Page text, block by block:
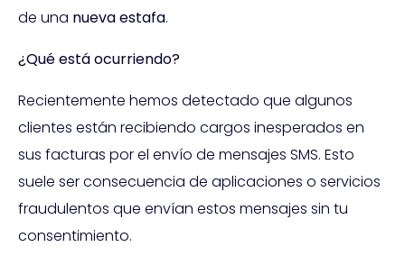
de una nueva estafa.
¿Qué está ocurriendo?
Recientemente hemos detectado que algunos
clientes están recibiendo cargos inesperados en
sus facturas por el envío de mensajes SMS. Esto
suele ser consecuencia de aplicaciones o servicios
fraudulentos que envían estos mensajes sin tu
consentimiento.